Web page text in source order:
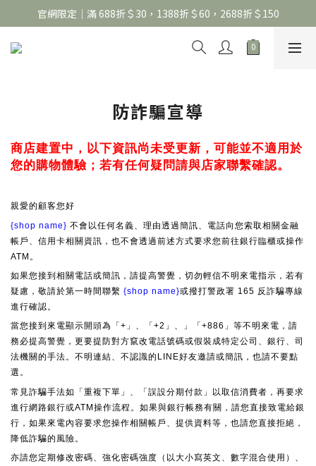
官網限定｜滿 688折＄30，1388折＄60，2688折＄150
官網限定｜滿 688折＄30，1388折＄60，2688折＄150
United Athle系列｜註冊會員299免運
防詐騙宣導
商店建置中，以下資訊尚未受更新，可能並不適用於
您的購物體驗；若有任何疑問請與店家聯繫確認。
親愛的顧客您好
{shop name} 不會以任何名義、理由透過簡訊、電話向您索取相關金融
帳戶、信用卡相關資訊，也不會透過前述方式要求您前往銀行臨櫃或操作
ATM。
如果您接到相關電話或簡訊，請提高警覺，切勿輕信不明來電指示，若有
疑慮，敬請於第一時間聯繫 {shop name}或撥打警政署 165 反詐騙專線
進行確認。
當您接到來電顯示開頭為「+」、「+2」、」「+886」等不明來電，請
務必提高警覺，更要提防對方竄改電話號碼或假裝成特定公司、銀行、司
法機關的手法。不明連結、不認識的LINE好友邀請或簡訊，也請不要點
選。
常見詐騙手法如「重複下單」、「誤設分期付款」以取信消費者，再要求
進行網路銀行或ATM操作流程。如果與銀行帳務有關，請您直接致電給銀
行，如果來電內容要求您操作相關帳戶、提供資料等，也請您直接拒絕，
降低詐騙的風險。
亦請您定期修改密碼、強化密碼強度（以大小寫英文、數字混合使用）、